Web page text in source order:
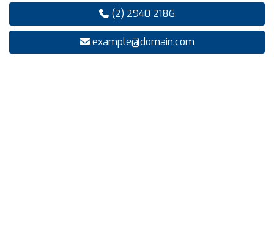
(2) 2940 2186
example@domain.com